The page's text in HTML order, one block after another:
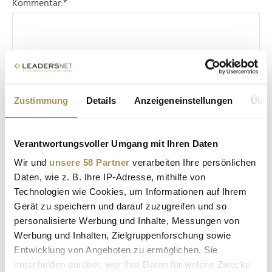
Zustimmung Details Anzeigeneinstellungen
Verantwortungsvoller Umgang mit Ihren Daten
Wir und unsere 58 Partner verarbeiten Ihre persönlichen
Daten, wie z. B. Ihre IP-Adresse, mithilfe von
Technologien wie Cookies, um Informationen auf Ihrem
Gerät zu speichern und darauf zuzugreifen und so
personalisierte Werbung und Inhalte, Messungen von
Werbung und Inhalten, Zielgruppenforschung sowie
Entwicklung von Angeboten zu ermöglichen. Sie
entscheiden darüber, wer Ihre Daten für welche Zwecke
Kommentar:*
Sicherheitscode bestätigen:
* Pflichtfelder.
Nachname / Firma